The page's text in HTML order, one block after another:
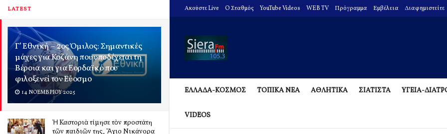
LATEST
Γ’ Εθνική – 2ος Όμιλος: Σημαντικές
μάχες για Κοζάνη που υποδέχεται τη
Βέροια και για Εορδαϊκό που
φιλοξενεί τον Εύοσμο
14 ΝΟΕΜΒΡΊΟΥ 2025
Ἡ Καστοριὰ τίμησε τὸν προστάτη
τῶν παιδιῶν της, Ἅγιο Νικάνορα
Ακούστε Live O Σταθμός YouTube Videos WEB TV Πρόγραμμα Εμβέλεια Διαφημιστείτε
ΕΛΛΑΔΑ-ΚΟΣΜΟΣ ΤΟΠΙΚΑ ΝΕΑ ΑΘΛΗΤΙΚΑ ΣΙΑΤΙΣΤΑ ΥΓΕΙΑ-
VIDEOS